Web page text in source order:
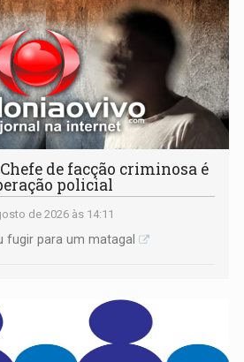
de facção criminosa é
policial
de 2026 às 14:11
fugir para um matagal